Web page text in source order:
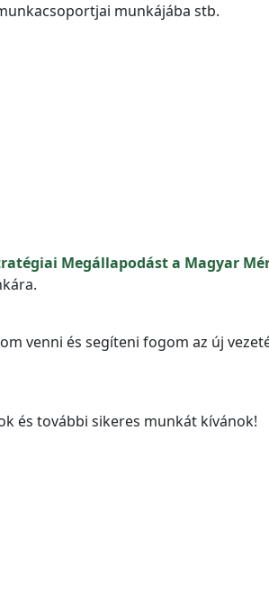
munkájába stb.
Megállapodást a Magyar
venni és segíteni fogom az új
és további sikeres munkát kívánok!